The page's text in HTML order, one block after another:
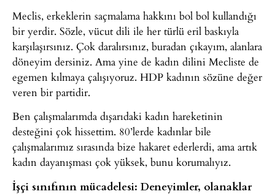
Meclis, erkeklerin saçmalama hakkını bol bol kullandığı
bir yerdir. Sözle, vücut dili ile her türlü eril baskıyla
karşılaşırsınız. Çok daralırsınız, buradan çıkayım, alanlara
döneyim dersiniz. Ama yine de kadın dilini Mecliste de
egemen kılmaya çalışıyoruz. HDP kadının sözüne değer
veren bir partidir.
Ben çalışmalarımda dışarıdaki kadın hareketinin
desteğini çok hissettim. 80’lerde kadınlar bile
çalışmalarımız sırasında bize hakaret ederlerdi, ama artık
kadın dayanışması çok yüksek, bunu korumalıyız.
İşçi sınıfının mücadelesi: Deneyimler, olanaklar